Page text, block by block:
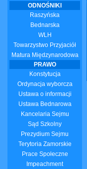
ODNOŚNIKI
Raszyńska
Bednarska
WLH
Towarzystwo Przyjaciół
Matura Międzynarodowa
PRAWO
Konstytucja
Ordynacja wyborcza
Ustawa o informacji
Ustawa Bednarowa
Kancelaria Sejmu
Sąd Szkolny
Prezydium Sejmu
Terytoria Zamorskie
Prace Społeczne
Impeachment